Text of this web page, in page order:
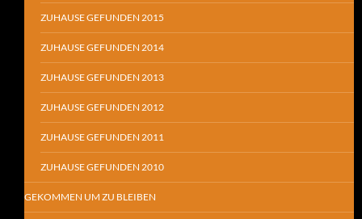
ZUHAUSE GEFUNDEN 2015
ZUHAUSE GEFUNDEN 2014
ZUHAUSE GEFUNDEN 2013
ZUHAUSE GEFUNDEN 2012
ZUHAUSE GEFUNDEN 2011
ZUHAUSE GEFUNDEN 2010
GEKOMMEN UM ZU BLEIBEN